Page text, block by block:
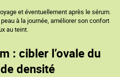
et éventuellement après le sérum.
à la journée, améliorer son confort
au teint.
: cibler l’ovale du
densité